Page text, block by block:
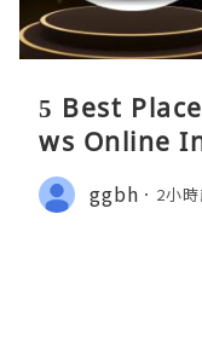
5 Best
ws Online
ggbh 2小